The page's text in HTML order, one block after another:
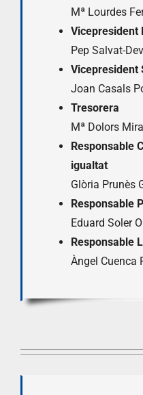
Mª Lourdes
Vicepresident
Pep Salvat-
Vicepresident
Joan Casals
Tresorera
Mª Dolors
Responsable
igualtat
Glòria Prunès
Responsable
Eduard Soler
Responsable
Àngel Cuenca